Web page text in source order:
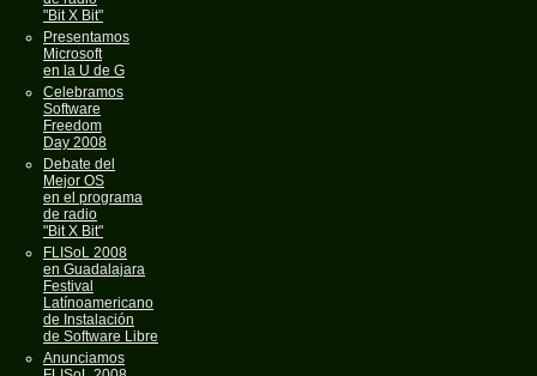
"Bit X Bit"
Presentamos
Microsoft
en la U de G
Celebramos
Software
Freedom
Day 2008
Debate del
Mejor OS
en el programa
de radio
"Bit X Bit"
FLISoL 2008
en Guadalajara
Festival
Latínoamericano
de Instalación
de Software Libre
Anunciamos